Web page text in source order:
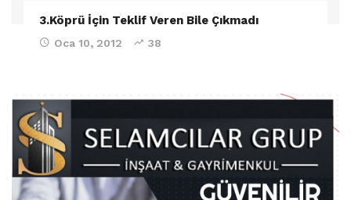
3.Köprü İçin Teklif Veren Bile Çıkmadı
Oca 10, 2012 38